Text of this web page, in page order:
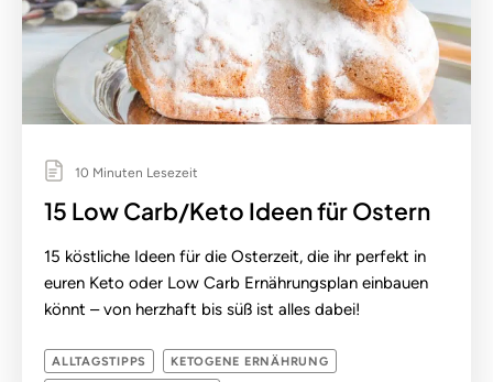
10 Minuten Lesezeit
15 Low Carb/Keto Ideen für Ostern
15 köstliche Ideen für die Osterzeit, die ihr perfekt in
euren Keto oder Low Carb Ernährungsplan einbauen
könnt – von herzhaft bis süß ist alles dabei!
ALLTAGSTIPPS KETOGENE ERNÄHRUNG